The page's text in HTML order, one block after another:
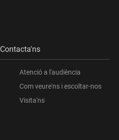
Contacta'ns
Atenció a l'audiència
Com veure'ns i escoltar-nos
Visita'ns